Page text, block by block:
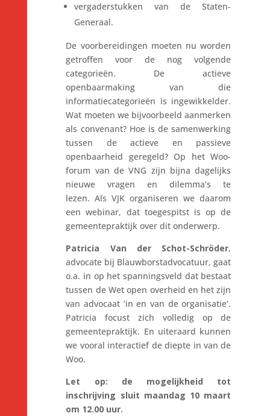
vergaderstukken van de Staten-
Generaal.
De voorbereidingen moeten nu worden
getroffen voor de nog volgende
categorieën. De actieve
openbaarmaking van die
informatiecategorieën is ingewikkelder.
Wat moeten we bijvoorbeeld aanmerken
als convenant? Hoe is de samenwerking
tussen de actieve en passieve
openbaarheid geregeld? Op het Woo-
forum van de VNG zijn bijna dagelijks
nieuwe vragen en dilemma’s te
lezen. Als VJK organiseren we daarom
een webinar, dat toegespitst is op de
gemeentepraktijk over dit onderwerp.
Patricia Van der Schot-Schröder,
advocate bij Blauwborstadvocatuur, gaat
o.a. in op het spanningsveld dat bestaat
tussen de Wet open overheid en het zijn
van advocaat ‘in en van de organisatie’.
Patricia focust zich volledig op de
gemeentepraktijk. En uiteraard kunnen
we vooral interactief de diepte in van de
Woo.
Let op: de mogelijkheid tot
inschrijving sluit maandag 10 maart
om 12.00 uur.